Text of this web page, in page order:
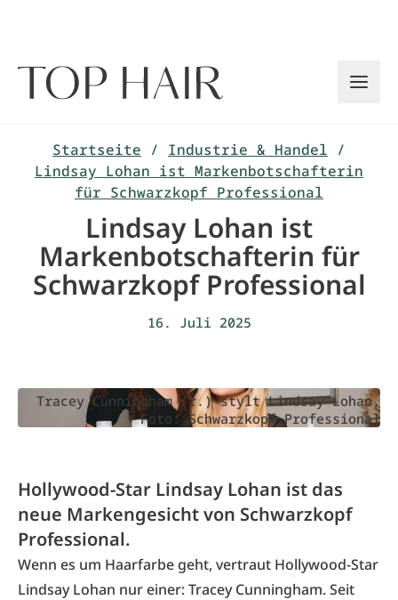
Startseite / Industrie & Handel /
Lindsay Lohan ist Markenbotschafterin
für Schwarzkopf Professional
Lindsay Lohan ist
Markenbotschafterin für
Schwarzkopf Professional
16. Juli 2025
Tracey Cunningham (r.) stylt Lindsay Lohan,
Foto: Schwarzkopf Professional
Hollywood-Star Lindsay Lohan ist das
neue Markengesicht von Schwarzkopf
Professional.
Wenn es um Haarfarbe geht, vertraut Hollywood-Star
Lindsay Lohan nur einer: Tracey Cunningham. Seit